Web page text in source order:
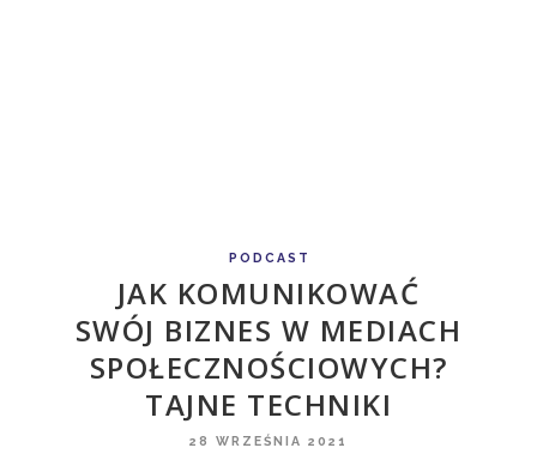
PODCAST
JAK KOMUNIKOWAĆ
SWÓJ BIZNES W MEDIACH
SPOŁECZNOŚCIOWYCH?
TAJNE TECHNIKI
28 WRZEŚNIA 2021